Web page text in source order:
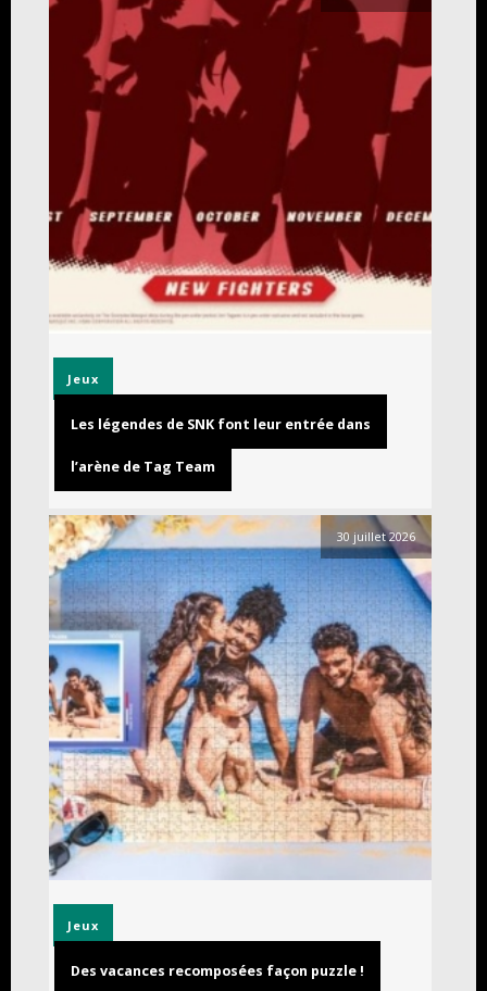
Jeux
Les légendes de SNK font leur entrée dans
l’arène de Tag Team
30 juillet 2026
Jeux
Des vacances recomposées façon puzzle !